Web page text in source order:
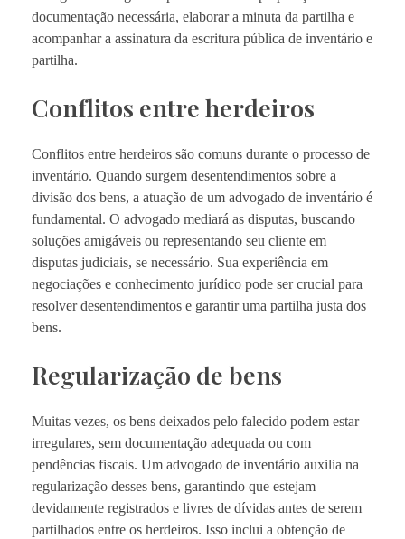
documentação necessária, elaborar a minuta da partilha e
acompanhar a assinatura da escritura pública de inventário e
partilha.
Conflitos entre herdeiros
Conflitos entre herdeiros são comuns durante o processo de
inventário. Quando surgem desentendimentos sobre a
divisão dos bens, a atuação de um advogado de inventário é
fundamental. O advogado mediará as disputas, buscando
soluções amigáveis ou representando seu cliente em
disputas judiciais, se necessário. Sua experiência em
negociações e conhecimento jurídico pode ser crucial para
resolver desentendimentos e garantir uma partilha justa dos
bens.
Regularização de bens
Muitas vezes, os bens deixados pelo falecido podem estar
irregulares, sem documentação adequada ou com
pendências fiscais. Um advogado de inventário auxilia na
regularização desses bens, garantindo que estejam
devidamente registrados e livres de dívidas antes de serem
partilhados entre os herdeiros. Isso inclui a obtenção de